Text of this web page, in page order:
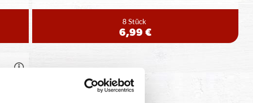
8 Stück
6,99 €